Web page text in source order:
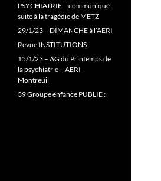
PSYCHIATRIE – communiqué
suite à la tragédie de METZ
29/1/23 – DIMANCHE à l’AERI
Revue INSTITUTIONS
15/1/23 – AG du Printemps de
la psychiatrie – AERI-
Montreuil
39 Groupe enfance PUBLIE :